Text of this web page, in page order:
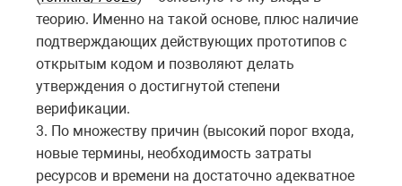
теорию. Именно на такой основе, плюс наличие
подтверждающих действующих прототипов с
открытым кодом и позволяют делать
утверждения о достигнутой степени
верификации.
3. По множеству причин (высокий порог входа,
новые термины, необходимость затраты
ресурсов и времени на достаточно адекватное